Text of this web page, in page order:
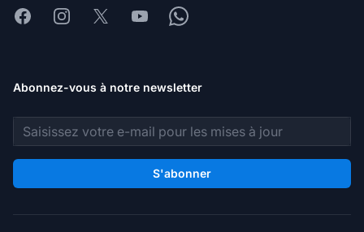
FacebookInstagram
X YoutubeWhatsapp
Abonnez-vous à notre newsletter
Adresse e-mail
S'abonner